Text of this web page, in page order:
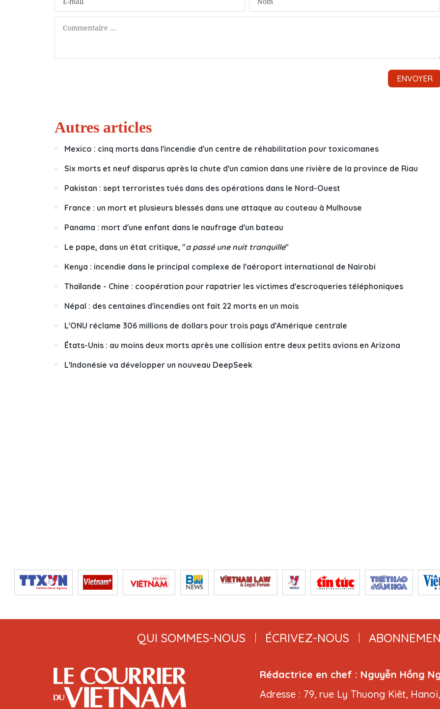
Autres articles
Mexico : cinq morts dans l'incendie d'un centre de réhabilitation pour toxicomanes
Six morts et neuf disparus après la chute d'un camion dans une rivière de la province de Riau
Pakistan : sept terroristes tués dans des opérations dans le Nord-Ouest
France : un mort et plusieurs blessés dans une attaque au couteau à Mulhouse
Panama : mort d'une enfant dans le naufrage d'un bateau
Le pape, dans un état critique, "a passé une nuit tranquille"
Kenya : incendie dans le principal complexe de l'aéroport international de Nairobi
Thaïlande - Chine : coopération pour rapatrier les victimes d'escroqueries téléphoniques
Népal : des centaines d'incendies ont fait 22 morts en un mois
L'ONU réclame 306 millions de dollars pour trois pays d'Amérique centrale
États-Unis : au moins deux morts après une collision entre deux petits avions en Arizona
L'Indonésie va développer un nouveau DeepSeek
QUI SOMMES-NOUS ÉCRIVEZ-NOUS
Rédactrice en chef : Nguyễn Hồng
Adresse : 79, rue Ly Thuong Kiêt,